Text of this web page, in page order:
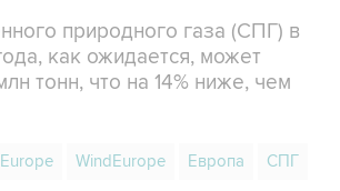
природного газа (СПГ) в
как ожидается, может
тонн, что на 14% ниже, чем
WindEurope Европа СПГ